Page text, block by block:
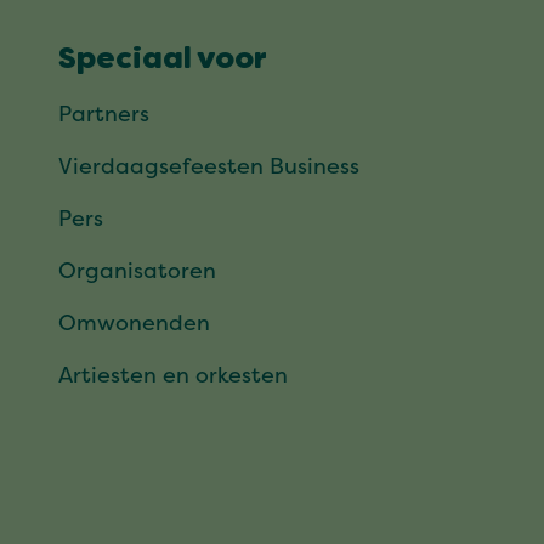
Speciaal voor
Partners
Vierdaagsefeesten Business
Pers
Organisatoren
Omwonenden
Artiesten en orkesten